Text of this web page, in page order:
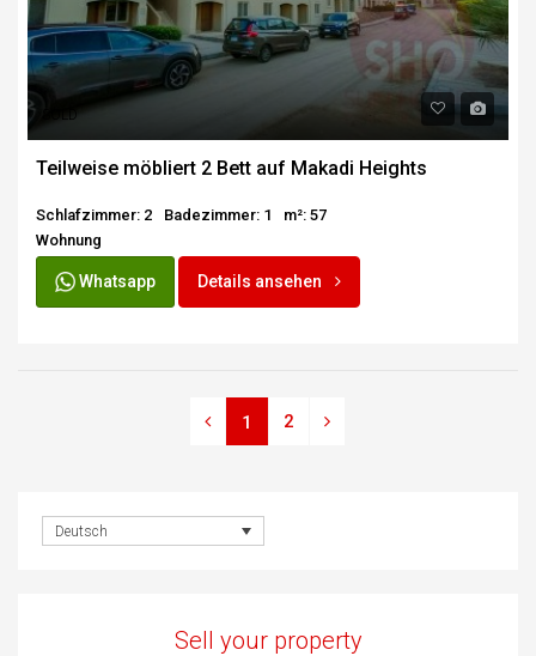
SOLD
Teilweise möbliert 2 Bett auf Makadi Heights
Schlafzimmer: 2 Badezimmer: 1
m²: 57
Wohnung
Whatsapp Details ansehen
1 2
Deutsch
Sell your property